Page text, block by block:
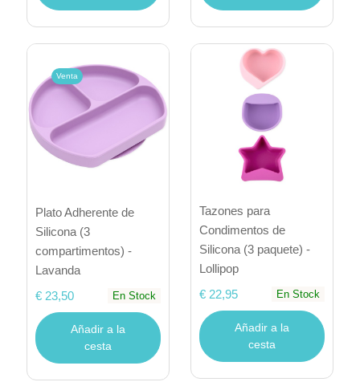
Venta
Plato Adherente de
Silicona (3
compartimentos) -
Lavanda
€ 23,50
En Stock
Añadir a la
cesta
Tazones para
Condimentos de
Silicona (3 paquete) -
Lollipop
€ 22,95
En Stock
Añadir a la
cesta